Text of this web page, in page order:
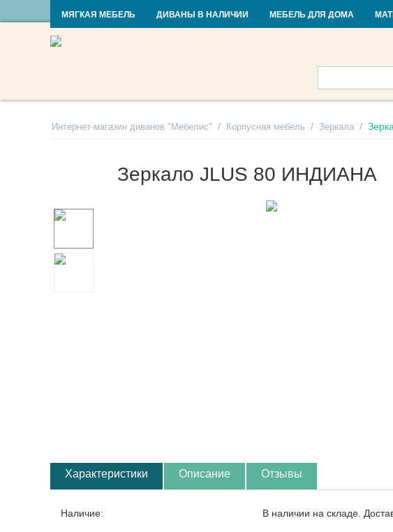
RU UA Контакты
МЯГКАЯ МЕБЕЛЬ ДИВАНЫ В НАЛИЧИИ МЕБЕЛЬ ДЛЯ ДОМА
Интернет-магазин диванов "Мебелис" / Корпусная мебель / Зеркала /
Зеркало JLUS 80 ИНДИАНА
Характеристики Описание Отзывы
Наличие: В наличии на складе.